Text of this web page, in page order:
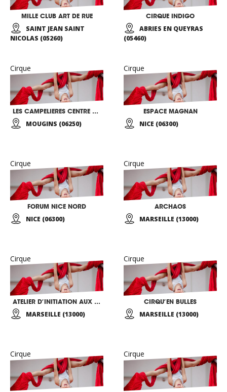
MILLE CLUB ART DE RUE
SAINT JEAN SAINT
NICOLAS (05260)
CIRQUE INDIGO
ABRIES EN QUEYRAS
(05460)
Cirque
LES CAMPELIERES CENTRE EDUCATIF ET CULTUREL
MOUGINS (06250)
Cirque
ESPACE MAGNAN
NICE (06300)
Cirque
FORUM NICE NORD
NICE (06300)
Cirque
ARCHAOS
MARSEILLE (13000)
Cirque
ATELIER D’INITIATION AUX ARTS DU CIRQUE
MARSEILLE (13000)
Cirque
CIRQU’EN BULLES
MARSEILLE (13000)
Cirque Cirque